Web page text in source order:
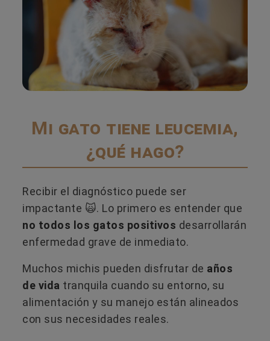
Mi gato tiene leucemia,
¿qué hago?
Recibir el diagnóstico puede ser
impactante 🙀. Lo primero es entender que
no todos los gatos positivos desarrollarán
enfermedad grave de inmediato.
Muchos michis pueden disfrutar de años
de vida tranquila cuando su entorno, su
alimentación y su manejo están alineados
con sus necesidades reales.